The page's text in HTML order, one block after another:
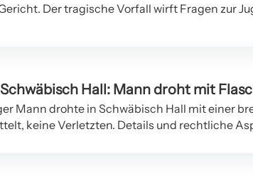
Der tragische Vorfall wirft Fragen zur
Hall: Mann droht mit
Mann drohte in Schwäbisch Hall mit einer
keine Verletzten. Details und rechtliche
10. März 2026
Paul Levi und die